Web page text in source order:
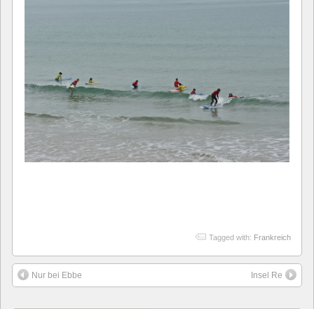
Tagged with: Frankreich
Nur bei Ebbe Insel Re